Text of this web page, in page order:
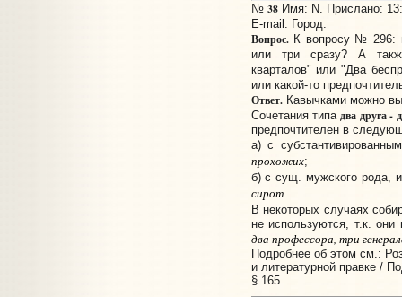
№ 38Имя: N. Прислано:
E-mail: Город:
Вопрос.К вопросу № 296:
или три сразу? А
кварталов" или "Два
или какой-то
Ответ.Кавычками можно
Сочетания типадва друга -
предпочтителен в
а) с
прохожих;
б) с сущ. мужского рода,
сирот.
В некоторых случаях
не используются, т.к. они
два профессора, три
Подробнее об этом см.:
и литературной правке /
§ 165.